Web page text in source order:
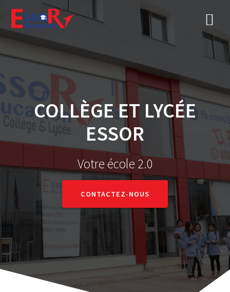
COLLÈGE ET LYCÉE
ESSOR
Votre école 2.0
CONTACTEZ-NOUS